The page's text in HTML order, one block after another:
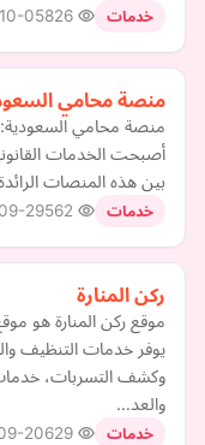
خدمات 05
منصة محامي
أصبحت الخدمات
بين هذه المنصات
خدمات 29
ركن المنارة
موقع ركن المنارة هو
يوفر خدمات التنظيف
وكشف التسربات،
والعد…
خدمات 20